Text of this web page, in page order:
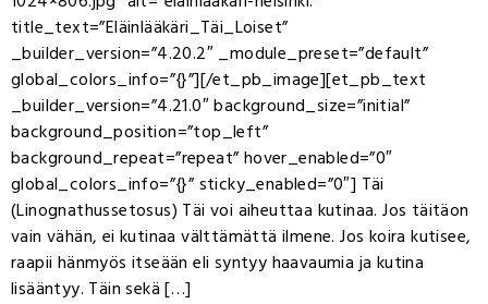
title_text=”Eläinlääkäri_Täi_Loiset”
_builder_version=”4.20.2″ _module_preset=”default”
global_colors_info=”{}”][/et_pb_image][et_pb_text
_builder_version=”4.21.0″ background_size=”initial”
background_position=”top_left”
background_repeat=”repeat” hover_enabled=”0″
global_colors_info=”{}” sticky_enabled=”0″] Täi
(Linognathussetosus) Täi voi aiheuttaa kutinaa. Jos täitäon
vain vähän, ei kutinaa välttämättä ilmene. Jos koira kutisee,
raapii hänmyös itseään eli syntyy haavaumia ja kutina
lisääntyy. Täin sekä […]